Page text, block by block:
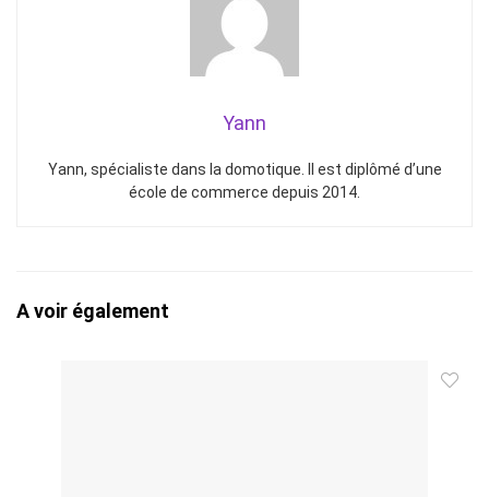
Yann
Yann, spécialiste dans la domotique. Il est diplômé d’une
école de commerce depuis 2014.
A voir également